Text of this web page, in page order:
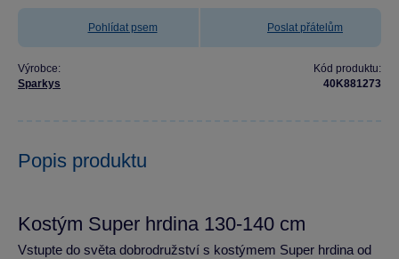
Pohlídat psem Poslat přátelům
Výrobce:
Sparkys
Kód produktu:
40K881273
Popis produktu
Kostým Super hrdina 130-140 cm
Vstupte do světa dobrodružství s kostýmem Super hrdina od